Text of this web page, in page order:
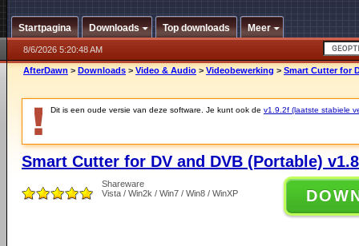
Startpagina Downloads Top downloads Meer
8/6/2026 5:20:48 AM
AfterDawn > Downloads > Video & Audio > Videobewerking > Smart Cutter for
Dit is een oude versie van deze software. Je kunt ook de v1.9.2f (laatste stabiele
Smart Cutter for DV and DVB (Portable)
Shareware
Vista / Win2k / Win7 / Win8 / WinXP